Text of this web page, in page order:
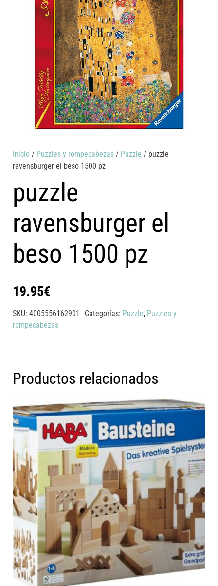
Inicio / Puzzles y rompecabezas / Puzzle / puzzle
ravensburger el beso 1500 pz
puzzle
ravensburger el
beso 1500 pz
19.95€
SKU:4005556162901 Categorías: Puzzle, Puzzles y
rompecabezas
Productos relacionados